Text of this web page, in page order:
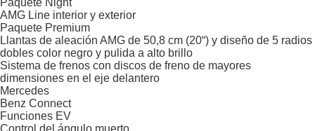
AMG Line interior y exterior
Paquete Premium
Llantas de aleación AMG de 50,8 cm (20“) y diseño de 5 radios
dobles color negro y pulida a alto brillo
Sistema de frenos con discos de freno de mayores
dimensiones en el eje delantero
Mercedes
Benz Connect
Funciones EV
Control del ángulo muerto